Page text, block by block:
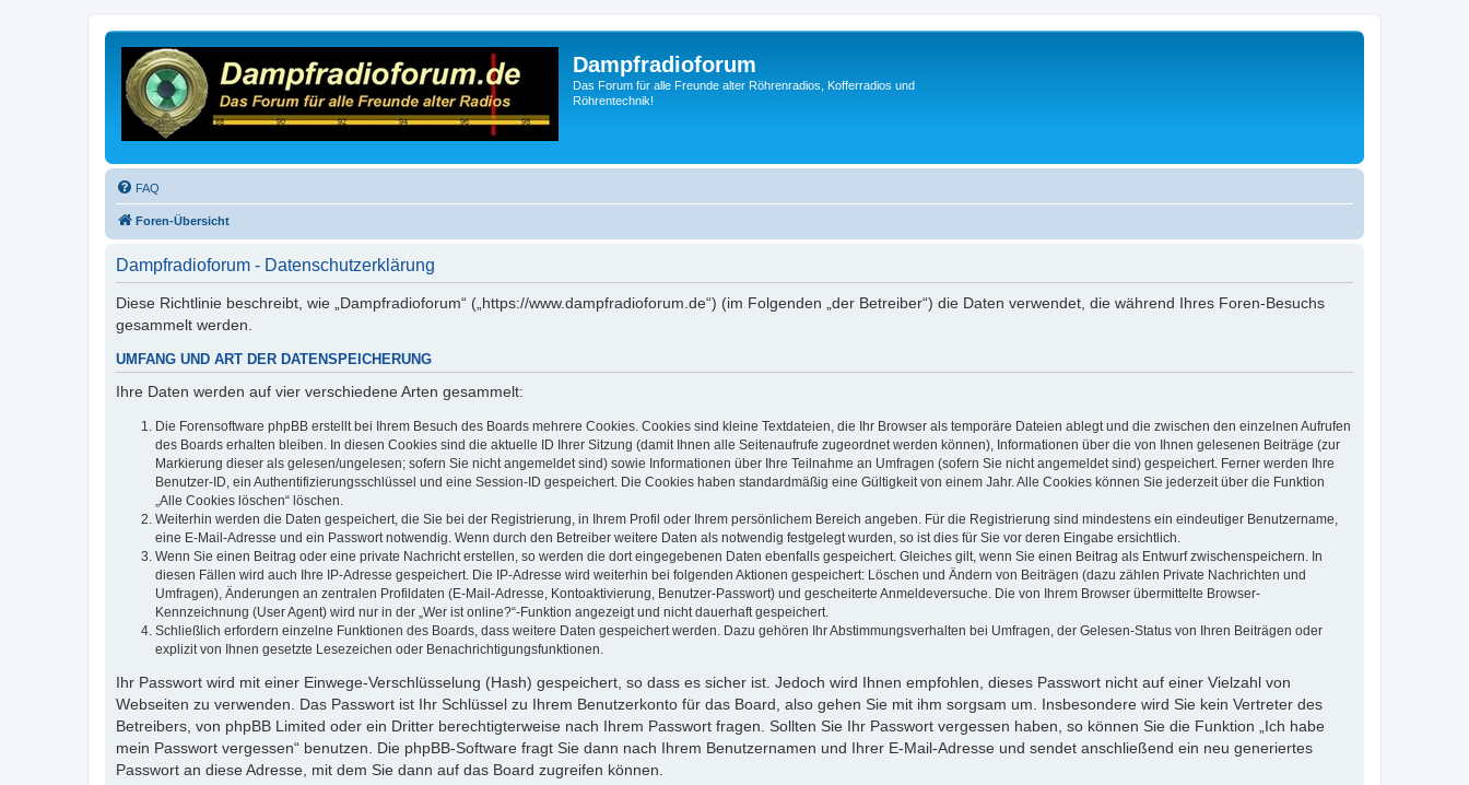
Dampfradioforum
Das Forum für alle Freunde alter Röhrenradios, Kofferradios und
Röhrentechnik!
FAQ
Foren-Übersicht
Dampfradioforum - Datenschutzerklärung
Diese Richtlinie beschreibt, wie „Dampfradioforum“ („https://www.dampfradioforum.de“) (im Folgenden „der Betreiber“) die Daten verwendet, die während Ihres Foren-Besuchs
gesammelt werden.
UMFANG UND ART DER DATENSPEICHERUNG
Ihre Daten werden auf vier verschiedene Arten gesammelt:
Die Forensoftware phpBB erstellt bei Ihrem Besuch des Boards mehrere Cookies. Cookies sind kleine Textdateien, die Ihr Browser als temporäre Dateien ablegt und die zwischen den einzelnen Aufrufen
des Boards erhalten bleiben. In diesen Cookies sind die aktuelle ID Ihrer Sitzung (damit Ihnen alle Seitenaufrufe zugeordnet werden können), Informationen über die von Ihnen gelesenen Beiträge (zur
Markierung dieser als gelesen/ungelesen; sofern Sie nicht angemeldet sind) sowie Informationen über Ihre Teilnahme an Umfragen (sofern Sie nicht angemeldet sind) gespeichert. Ferner werden Ihre
Benutzer-ID, ein Authentifizierungsschlüssel und eine Session-ID gespeichert. Die Cookies haben standardmäßig eine Gültigkeit von einem Jahr. Alle Cookies können Sie jederzeit über die Funktion
„Alle Cookies löschen“ löschen.
Weiterhin werden die Daten gespeichert, die Sie bei der Registrierung, in Ihrem Profil oder Ihrem persönlichem Bereich angeben. Für die Registrierung sind mindestens ein eindeutiger Benutzername,
eine E-Mail-Adresse und ein Passwort notwendig. Wenn durch den Betreiber weitere Daten als notwendig festgelegt wurden, so ist dies für Sie vor deren Eingabe ersichtlich.
Wenn Sie einen Beitrag oder eine private Nachricht erstellen, so werden die dort eingegebenen Daten ebenfalls gespeichert. Gleiches gilt, wenn Sie einen Beitrag als Entwurf zwischenspeichern. In
diesen Fällen wird auch Ihre IP-Adresse gespeichert. Die IP-Adresse wird weiterhin bei folgenden Aktionen gespeichert: Löschen und Ändern von Beiträgen (dazu zählen Private Nachrichten und
Umfragen), Änderungen an zentralen Profildaten (E-Mail-Adresse, Kontoaktivierung, Benutzer-Passwort) und gescheiterte Anmeldeversuche. Die von Ihrem Browser übermittelte Browser-
Kennzeichnung (User Agent) wird nur in der „Wer ist online?“-Funktion angezeigt und nicht dauerhaft gespeichert.
Schließlich erfordern einzelne Funktionen des Boards, dass weitere Daten gespeichert werden. Dazu gehören Ihr Abstimmungsverhalten bei Umfragen, der Gelesen-Status von Ihren Beiträgen oder
explizit von Ihnen gesetzte Lesezeichen oder Benachrichtigungsfunktionen.
Ihr Passwort wird mit einer Einwege-Verschlüsselung (Hash) gespeichert, so dass es sicher ist. Jedoch wird Ihnen empfohlen, dieses Passwort nicht auf einer Vielzahl von
Webseiten zu verwenden. Das Passwort ist Ihr Schlüssel zu Ihrem Benutzerkonto für das Board, also gehen Sie mit ihm sorgsam um. Insbesondere wird Sie kein Vertreter des
Betreibers, von phpBB Limited oder ein Dritter berechtigterweise nach Ihrem Passwort fragen. Sollten Sie Ihr Passwort vergessen haben, so können Sie die Funktion „Ich habe
mein Passwort vergessen“ benutzen. Die phpBB-Software fragt Sie dann nach Ihrem Benutzernamen und Ihrer E-Mail-Adresse und sendet anschließend ein neu generiertes
Passwort an diese Adresse, mit dem Sie dann auf das Board zugreifen können.